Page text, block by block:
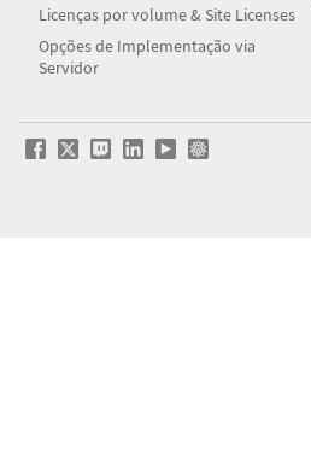
Licenças por volume & Site Licenses
Opções de Implementação via
Servidor